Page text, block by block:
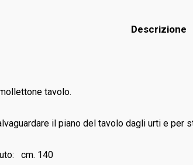
Descrizione
tavolo.
il piano del tavolo dagli urti e per
cm. 140